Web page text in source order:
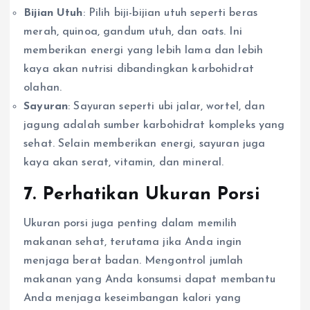
Bijian Utuh: Pilih biji-bijian utuh seperti beras
merah, quinoa, gandum utuh, dan oats. Ini
memberikan energi yang lebih lama dan lebih
kaya akan nutrisi dibandingkan karbohidrat
olahan.
Sayuran: Sayuran seperti ubi jalar, wortel, dan
jagung adalah sumber karbohidrat kompleks yang
sehat. Selain memberikan energi, sayuran juga
kaya akan serat, vitamin, dan mineral.
7. Perhatikan Ukuran Porsi
Ukuran porsi juga penting dalam memilih
makanan sehat, terutama jika Anda ingin
menjaga berat badan. Mengontrol jumlah
makanan yang Anda konsumsi dapat membantu
Anda menjaga keseimbangan kalori yang